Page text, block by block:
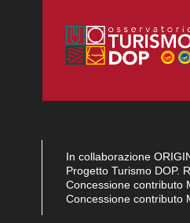
In collaborazione
Progetto Turismo DOP.
Concessione contributo
Concessione contributo